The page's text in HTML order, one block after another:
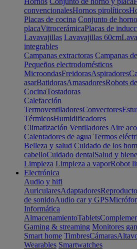
convencionalesHornos pirolíticos
Placas de cocina Conjunto de
placaVitrocerámicaPlacas de
Lavavajillas Lavavajillas 60cm
integrables
Campanas extractoras Campanas
Pequeños electrodomésticos
MicroondasFreidorasAspiradores
asarBatidorasAmasadoresRobots
CocinaTostadoras
Calefacción
TermoventiladoresConvectores
TérmicosHumidificadores
Climatización Ventiladores Aire
Calentadores de agua Termos
Belleza y salud Cuidado de los
cabelloCuidado dentalSalud y
Limpieza Limpieza a vaporRobot
Electrónica
Audio y hifi
AuricularesAdaptadores
de sonidoAudio car y GPS
Informática
AlmacenamientoTablets
Gaming & streaming Monitores
Smart home TimbresCámaras
Wearables Smartwatches